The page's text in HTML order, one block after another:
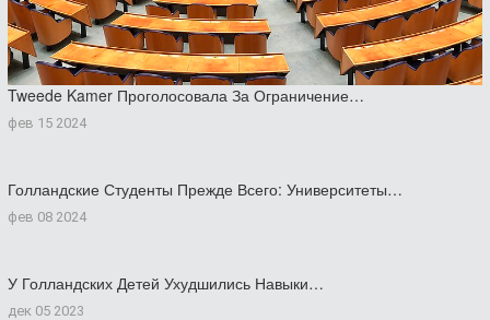
Tweede Kamer Проголосовала За Ограничение…
фев 15 2024
Голландские Студенты Прежде Всего: Университеты…
фев 08 2024
У Голландских Детей Ухудшились Навыки…
дек 05 2023